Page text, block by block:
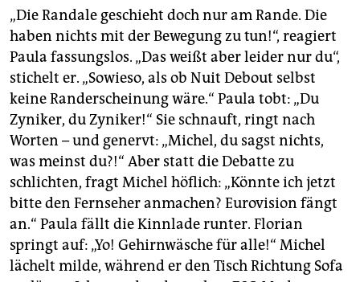
„Die Randale geschieht doch nur am Rande. Die
haben nichts mit der Bewegung zu tun!“, reagiert
Paula fassungslos. „Das weißt aber leider nur du“,
stichelt er. „Sowieso, als ob Nuit Debout selbst
keine Randerscheinung wäre.“ Paula tobt: „Du
Zyniker, du Zyniker!“ Sie schnauft, ringt nach
Worten – und genervt: „Michel, du sagst nichts,
was meinst du?!“ Aber statt die Debatte zu
schlichten, fragt Michel höflich: „Könnte ich jetzt
bitte den Fernseher anmachen? Eurovision fängt
an.“ Paula fällt die Kinnlade runter. Florian
springt auf: „Yo! Gehirnwäsche für alle!“ Michel
lächelt milde, während er den Tisch Richtung Sofa